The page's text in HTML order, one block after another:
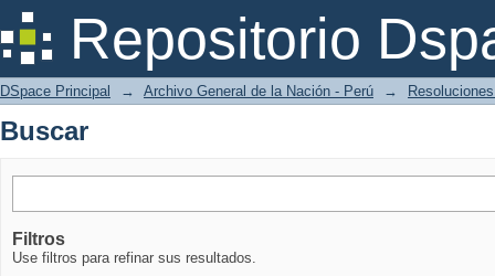
Repositorio
Buscar
DSpace Principal → Archivo General de la Nación - Perú →
Buscar
Filtros
Use filtros para refinar sus resultados.